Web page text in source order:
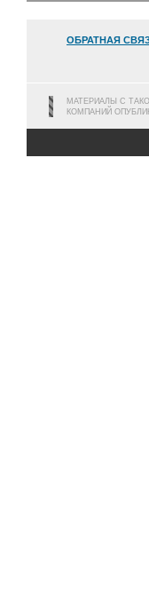
ОБРАТНАЯ
МАТЕРИАЛЫ С
КОМПАНИЙ